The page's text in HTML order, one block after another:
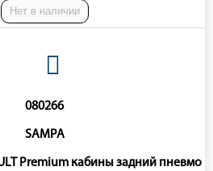
Нет в наличии
080266
SAMPA
Premium кабины задний пневмо